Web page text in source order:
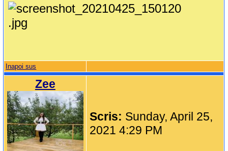
Inapoi sus
Zee
Scris: Sunday, April 25,
2021 4:29 PM